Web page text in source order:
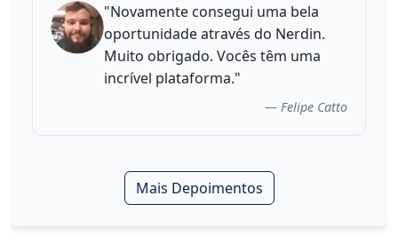
"Novamente consegui uma bela
oportunidade através do Nerdin.
Muito obrigado. Vocês têm uma
incrível plataforma."
— Felipe Catto
Mais Depoimentos